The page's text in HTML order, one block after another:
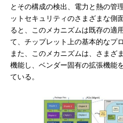
とその構成の検出、電力と熱の管
ットセキュリティのさまざまな側
ると、このメカニズムは既存の適
て、チップレット上の基本的なプ
また、このメカニズムは、さまざ
機能し、ベンダー固有の拡張機能
ている。